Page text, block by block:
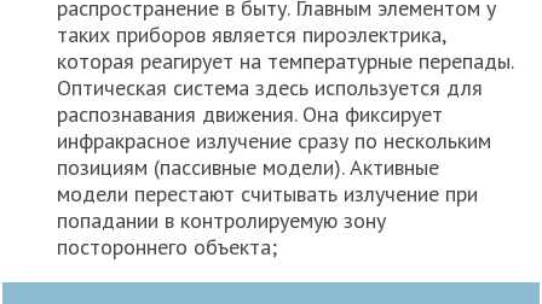
распространение в быту. Главным элементом у
таких приборов является пироэлектрика,
которая реагирует на температурные перепады.
Оптическая система здесь используется для
распознавания движения. Она фиксирует
инфракрасное излучение сразу по нескольким
позициям (пассивные модели). Активные
модели перестают считывать излучение при
попадании в контролируемую зону
постороннего объекта;